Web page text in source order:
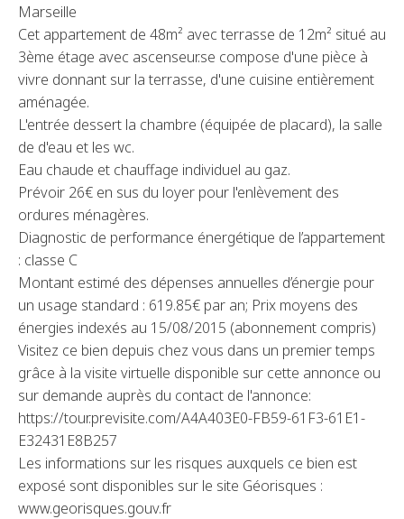
Marseille
Cet appartement de 48m² avec terrasse de 12m² situé au
3ème étage avec ascenseur.se compose d'une pièce à
vivre donnant sur la terrasse, d'une cuisine entièrement
aménagée.
L'entrée dessert la chambre (équipée de placard), la salle
de d'eau et les wc.
Eau chaude et chauffage individuel au gaz.
Prévoir 26€ en sus du loyer pour l'enlèvement des
ordures ménagères.
Diagnostic de performance énergétique de l’appartement
: classe C
Montant estimé des dépenses annuelles d’énergie pour
un usage standard : 619.85€ par an; Prix moyens des
énergies indexés au 15/08/2015 (abonnement compris)
Visitez ce bien depuis chez vous dans un premier temps
grâce à la visite virtuelle disponible sur cette annonce ou
sur demande auprès du contact de l'annonce:
https://tour.previsite.com/A4A403E0-FB59-61F3-61E1-
E32431E8B257
Les informations sur les risques auxquels ce bien est
exposé sont disponibles sur le site Géorisques :
www.georisques.gouv.fr